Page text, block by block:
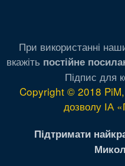
При використанні
вкажіть постійне
Підпис для
Copyright © 2018 PiM,
дозволу ІА
Підтримати